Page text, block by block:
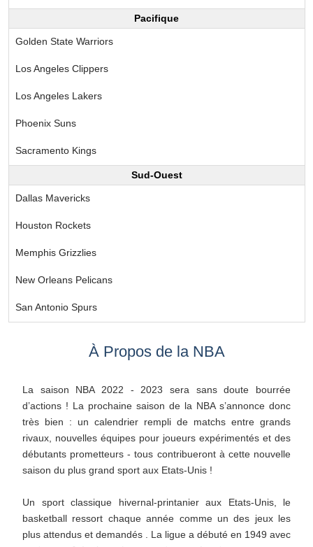
Pacifique
Golden State Warriors
Los Angeles Clippers
Los Angeles Lakers
Phoenix Suns
Sacramento Kings
Sud-Ouest
Dallas Mavericks
Houston Rockets
Memphis Grizzlies
New Orleans Pelicans
San Antonio Spurs
À Propos de la NBA
La saison NBA 2022 - 2023 sera sans doute bourrée
d’actions ! La prochaine saison de la NBA s’annonce donc
très bien : un calendrier rempli de matchs entre grands
rivaux, nouvelles équipes pour joueurs expérimentés et des
débutants prometteurs - tous contribueront à cette nouvelle
saison du plus grand sport aux Etats-Unis !
Un sport classique hivernal-printanier aux Etats-Unis, le
basketball ressort chaque année comme un des jeux les
plus attendus et demandés . La ligue a débuté en 1949 avec